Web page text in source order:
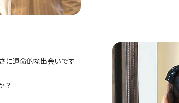
に運命的な出会いです
？